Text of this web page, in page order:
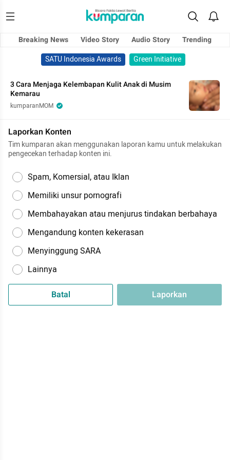
Breaking News Video Story Audio Story
Trending
SATU Indonesia Awards
Green Initiative
3 Cara Menjaga Kelembapan Kulit Anak di Musim
Kemarau
kumparanMOM
Laporkan Konten
Tim kumparan akan menggunakan laporan kamu untuk melakukan
pengecekan terhadap konten ini.
Spam, Komersial, atau Iklan
Memiliki unsur pornografi
Membahayakan atau menjurus tindakan berbahaya
Mengandung konten kekerasan
Menyinggung SARA
Lainnya
Batal Laporkan